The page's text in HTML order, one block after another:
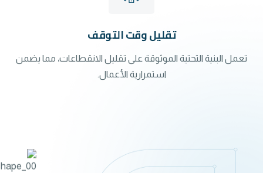
تقليل وقت التوقف
تعمل البنية التحتية الموثوقة على تقليل الانقطاعات، مما يضمن
استمرارية الأعمال.